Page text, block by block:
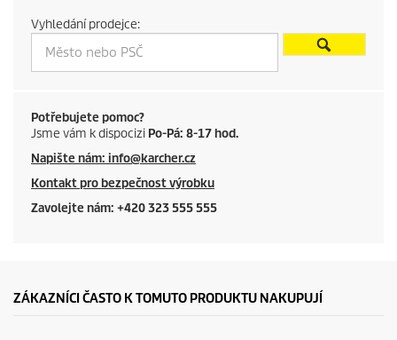
t
p
i
c
e
Vyhledání prodejce:
Potřebujete pomoc?
Jsme vám k dispocizi Po-Pá: 8-17 hod.
Napište nám: info@karcher.cz
Kontakt pro bezpečnost výrobku
Zavolejte nám: +420 323 555 555
ZÁKAZNÍCI ČASTO K TOMUTO PRODUKTU NAKUPUJÍ